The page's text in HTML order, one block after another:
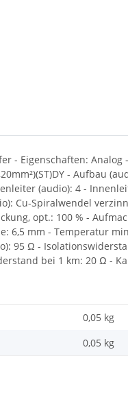
- Eigenschaften:
- Aufbau
(audio): 4 -
Cu-Spiralwendel
opt.: 100 % -
mm - Temperatur
95 Ω -
bei 1 km: 20 Ω -
0,05 kg
0,05 kg